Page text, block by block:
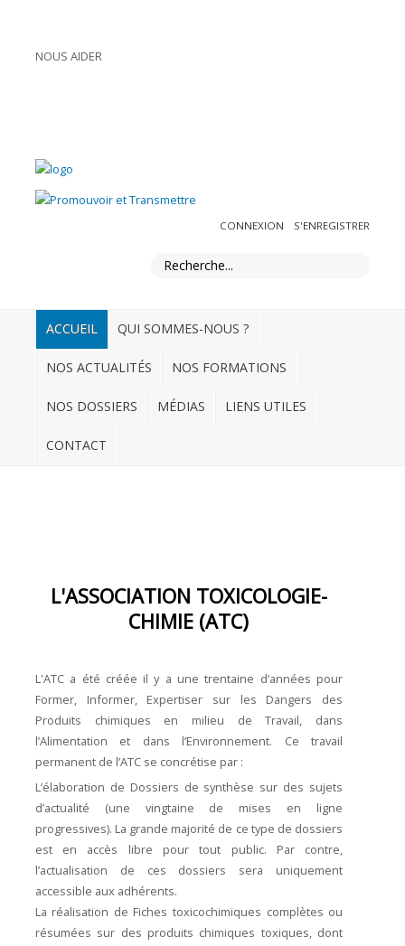
ACCUEIL
NOS
ACTUALITÉS
FORMATIONS
NOS
CONTACT
NOUS AIDER
CONNEXION S'ENREGISTRER
ACCUEIL QUI SOMMES-NOUS ?
NOS ACTUALITÉS NOS FORMATIONS
NOS DOSSIERS MÉDIAS LIENS UTILES
CONTACT
L'ASSOCIATION TOXICOLOGIE-
CHIMIE (ATC)
L'ATC a été créée il y a une trentaine d’années pour
Former, Informer, Expertiser sur les Dangers des
Produits chimiques en milieu de Travail, dans
l’Alimentation et dans l’Environnement. Ce travail
permanent de l’ATC se concrétise par :
L’élaboration de Dossiers de synthèse sur des sujets
d’actualité (une vingtaine de mises en ligne
progressives). La grande majorité de ce type de dossiers
est en accès libre pour tout public. Par contre,
l’actualisation de ces dossiers sera uniquement
accessible aux adhérents.
La réalisation de Fiches toxicochimiques complètes ou
résumées sur des produits chimiques toxiques, dont